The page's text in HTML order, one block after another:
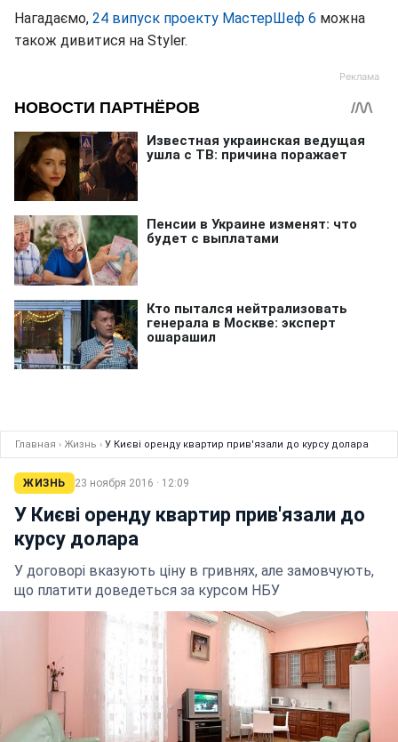
Нагадаємо, 24 випуск проекту МастерШеф 6 можна
також дивитися на Styler.
Главная › Жизнь › У Києві оренду квартир прив'язали до курсу долара
ЖИЗНЬ 23 ноября 2016 · 12:09
У Києві оренду квартир прив'язали до
курсу долара
У договорі вказують ціну в гривнях, але замовчують,
що платити доведеться за курсом НБУ